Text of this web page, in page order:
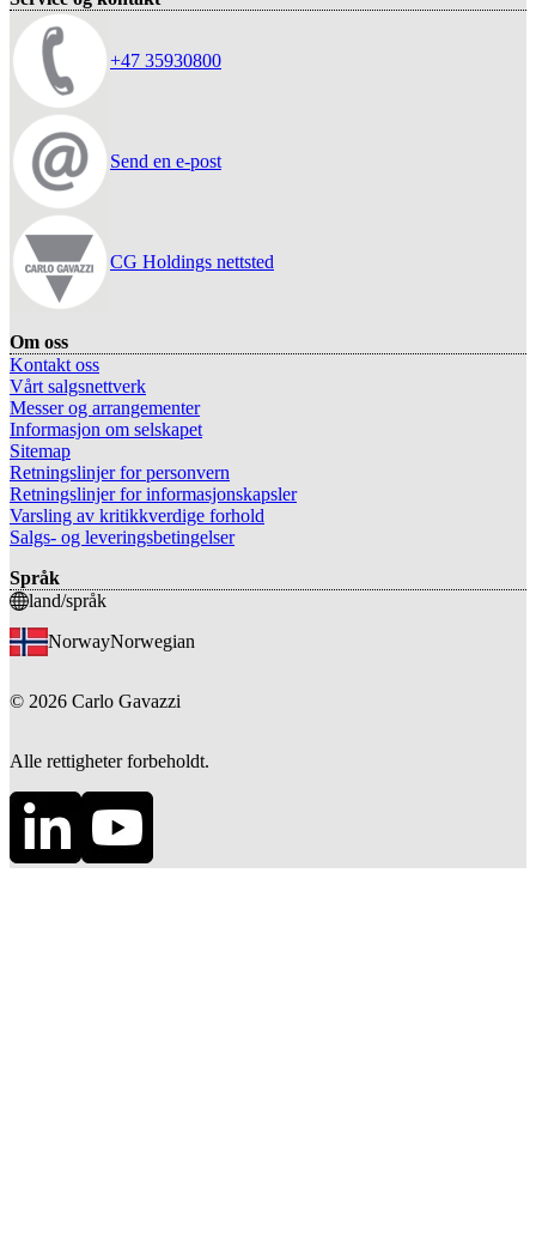
+47 35930800
Send en e-post
CG Holdings nettsted
Om oss
Kontakt oss
Vårt salgsnettverk
Messer og arrangementer
Informasjon om selskapet
Sitemap
Retningslinjer for personvern
Retningslinjer for informasjonskapsler
Varsling av kritikkverdige forhold
Salgs- og leveringsbetingelser
Språk
land/språk
NorwayNorwegian
© 2026 Carlo Gavazzi
Alle rettigheter forbeholdt.